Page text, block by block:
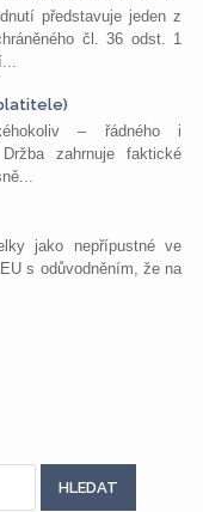
představuje jeden z
čl. 36 odst. 1
– řádného i
zahrnuje faktické
jako nepřípustné ve
s odůvodněním, že na